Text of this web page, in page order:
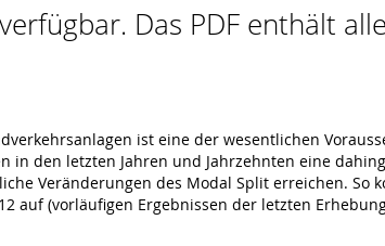
Das PDF enthält
ist eine der wesentlichen
den letzten Jahren und Jahrzehnten eine
Veränderungen des Modal Split erreichen. So
auf (vorläufigen Ergebnissen der letzten